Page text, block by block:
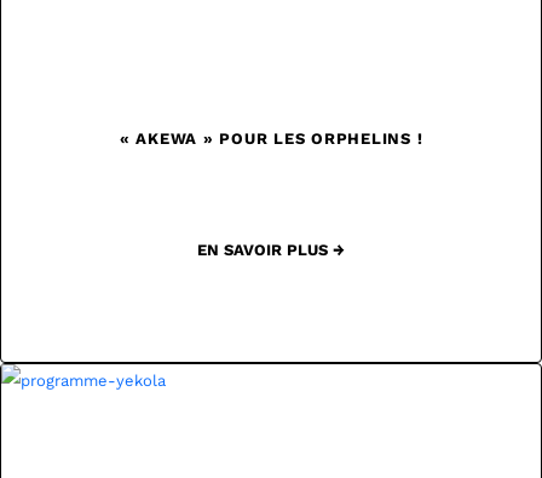
« AKEWA » POUR LES ORPHELINS !
EN SAVOIR PLUS →